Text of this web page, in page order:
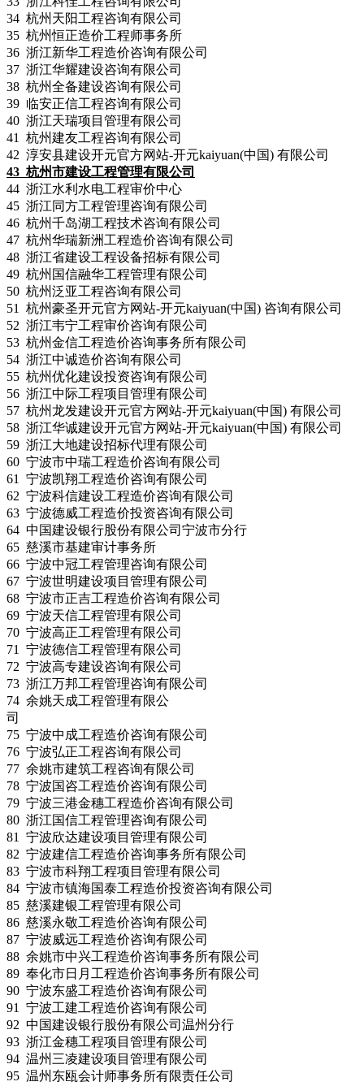
34 杭州天阳工程咨询有限公司
35 杭州恒正造价工程师事务所
36 浙江新华工程造价咨询有限公司
37 浙江华耀建设咨询有限公司
38 杭州全备建设咨询有限公司
39 临安正信工程咨询有限公司
40 浙江天瑞项目管理有限公司
41 杭州建友工程咨询有限公司
42 淳安县建设开元官方网站-开元kaiyuan(中国) 有限公司
43 杭州市建设工程管理有限公司
44 浙江水利水电工程审价中心
45 浙江同方工程管理咨询有限公司
46 杭州千岛湖工程技术咨询有限公司
47 杭州华瑞新洲工程造价咨询有限公司
48 浙江省建设工程设备招标有限公司
49 杭州国信融华工程管理有限公司
50 杭州泛亚工程咨询有限公司
51 杭州豪圣开元官方网站-开元kaiyuan(中国) 咨询有限公司
52 浙江韦宁工程审价咨询有限公司
53 杭州金信工程造价咨询事务所有限公司
54 浙江中诚造价咨询有限公司
55 杭州优化建设投资咨询有限公司
56 浙江中际工程项目管理有限公司
57 杭州龙发建设开元官方网站-开元kaiyuan(中国) 有限公司
58 浙江华诚建设开元官方网站-开元kaiyuan(中国) 有限公司
59 浙江大地建设招标代理有限公司
60 宁波市中瑞工程造价咨询有限公司
61 宁波凯翔工程造价咨询有限公司
62 宁波科信建设工程造价咨询有限公司
63 宁波德威工程造价投资咨询有限公司
64 中国建设银行股份有限公司宁波市分行
65 慈溪市基建审计事务所
66 宁波中冠工程管理咨询有限公司
67 宁波世明建设项目管理有限公司
68 宁波市正吉工程造价咨询有限公司
69 宁波天信工程管理有限公司
70 宁波高正工程管理有限公司
71 宁波德信工程管理有限公司
72 宁波高专建设咨询有限公司
73 浙江万邦工程管理咨询有限公司
74 余姚天成工程管理有限公
司
75 宁波中成工程造价咨询有限公司
76 宁波弘正工程咨询有限公司
77 余姚市建筑工程咨询有限公司
78 宁波国咨工程造价咨询有限公司
79 宁波三港金穗工程造价咨询有限公司
80 浙江国信工程管理咨询有限公司
81 宁波欣达建设项目管理有限公司
82 宁波建信工程造价咨询事务所有限公司
83 宁波市科翔工程项目管理有限公司
84 宁波市镇海国泰工程造价投资咨询有限公司
85 慈溪建银工程管理有限公司
86 慈溪永敬工程造价咨询有限公司
87 宁波威远工程造价咨询有限公司
88 余姚市中兴工程造价咨询事务所有限公司
89 奉化市日月工程造价咨询事务所有限公司
90 宁波东盛工程造价咨询有限公司
91 宁波工建工程造价咨询有限公司
92 中国建设银行股份有限公司温州分行
93 浙江金穗工程项目管理有限公司
94 温州三凌建设项目管理有限公司
95 温州东瓯会计师事务所有限责任公司